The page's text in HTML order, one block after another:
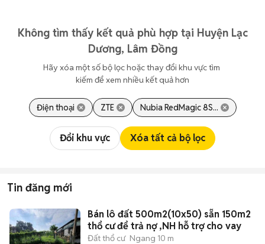
Không tìm thấy kết quả phù hợp tại Huyện Lạc
Dương, Lâm Đồng
Hãy xóa một số bộ lọc hoặc thay đổi khu vực tìm
kiếm để xem nhiều kết quả hơn
Điện thoại ZTE Nubia RedMagic 8S...
Đổi khu vực Xóa tất cả bộ lọc
Tin đăng mới
Bán lô đất 500m2(10x50) sẵn 150m2
thổ cư để trả nợ ,NH hỗ trợ cho vay
Đất thổ cư Ngang 10 m